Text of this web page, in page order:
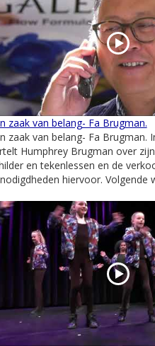
zaak van belang- Fa Brugman.
zaak van belang- Fa Brugman.
Humphrey Brugman over
en tekenlessen en de
hiervoor. Volgende